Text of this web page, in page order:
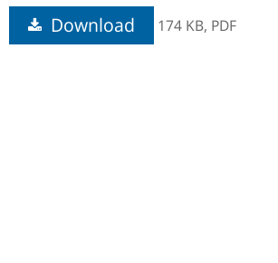
Download 174 KB, PDF